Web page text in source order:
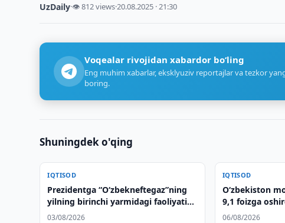
UzDaily·👁 812 views·20.08.2025 · 21:30
Voqealar rivojidan xabardor bo‘ling
Eng muhim xabarlar, eksklyuziv reportajlar va tezkor
boring.
Shuningdek o'qing
IQTISOD
Prezidentga “Oʻzbekneftegaz”ning
yilning birinchi yarmidagi faoliyati
haqida maʼlumot berildi
03/08/2026
IQTISOD
O‘zbekiston
9,1 foizga
06/08/2026